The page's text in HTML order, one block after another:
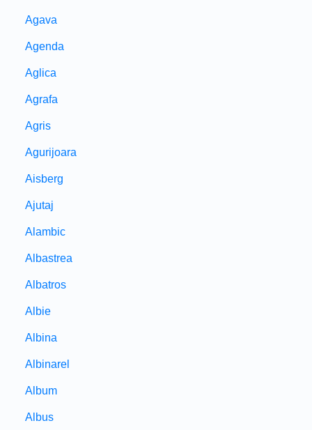
Agava
Agenda
Aglica
Agrafa
Agris
Agurijoara
Aisberg
Ajutaj
Alambic
Albastrea
Albatros
Albie
Albina
Albinarel
Album
Albus